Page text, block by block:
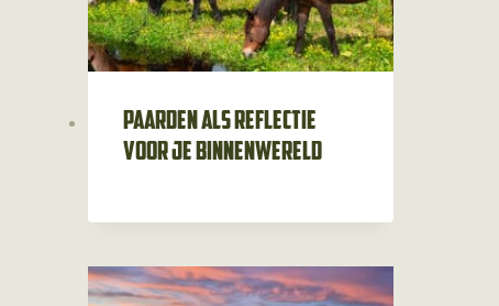
Paarden als reflectie
voor je binnenwereld